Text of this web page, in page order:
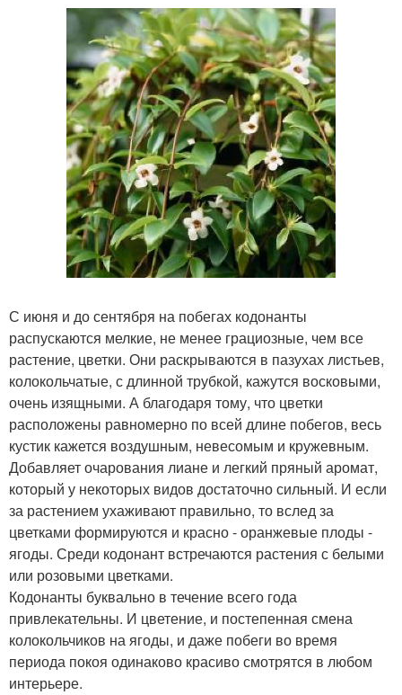
С июня и до сентября на побегах кодонанты
распускаются мелкие, не менее грациозные, чем все
растение, цветки. Они раскрываются в пазухах листьев,
колокольчатые, с длинной трубкой, кажутся восковыми,
очень изящными. А благодаря тому, что цветки
расположены равномерно по всей длине побегов, весь
кустик кажется воздушным, невесомым и кружевным.
Добавляет очарования лиане и легкий пряный аромат,
который у некоторых видов достаточно сильный. И если
за растением ухаживают правильно, то вслед за
цветками формируются и красно - оранжевые плоды -
ягоды. Среди кодонант встречаются растения с белыми
или розовыми цветками.
Кодонанты буквально в течение всего года
привлекательны. И цветение, и постепенная смена
колокольчиков на ягоды, и даже побеги во время
периода покоя одинаково красиво смотрятся в любом
интерьере.